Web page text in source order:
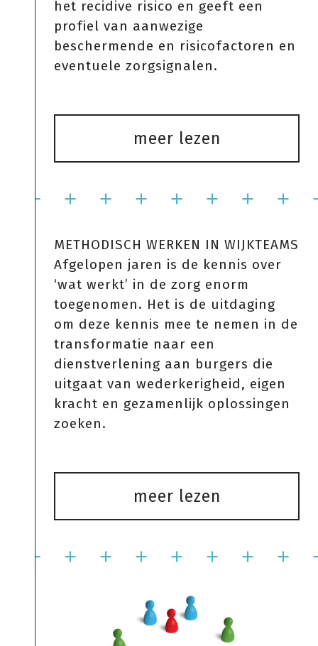
het recidive risico en geeft een
profiel van aanwezige
beschermende en risicofactoren en
eventuele zorgsignalen.
meer lezen
METHODISCH WERKEN IN WIJKTEAMS
Afgelopen jaren is de kennis over
‘wat werkt’ in de zorg enorm
toegenomen. Het is de uitdaging
om deze kennis mee te nemen in de
transformatie naar een
dienstverlening aan burgers die
uitgaat van wederkerigheid, eigen
kracht en gezamenlijk oplossingen
zoeken.
meer lezen